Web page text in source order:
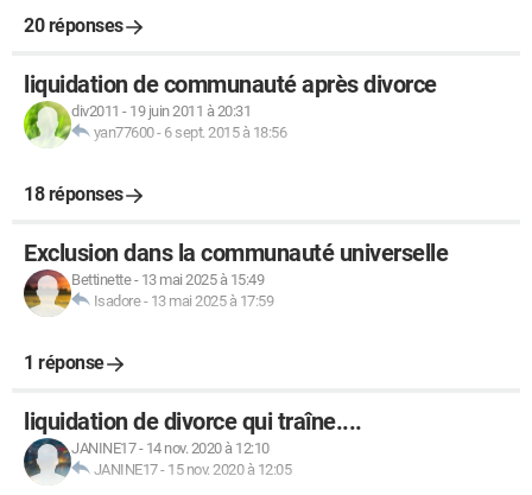
20 réponses
liquidation de communauté après divorce
div2011 - 19 juin 2011 à 20:31
yan77600- 6 sept. 2015 à 18:56
18 réponses
Exclusion dans la communauté universelle
Bettinette- 13 mai 2025 à 15:49
Isadore- 13 mai 2025 à 17:59
1 réponse
liquidation de divorce qui traîne....
JANINE17- 14 nov. 2020 à 12:10
JANINE17- 15 nov. 2020 à 12:05